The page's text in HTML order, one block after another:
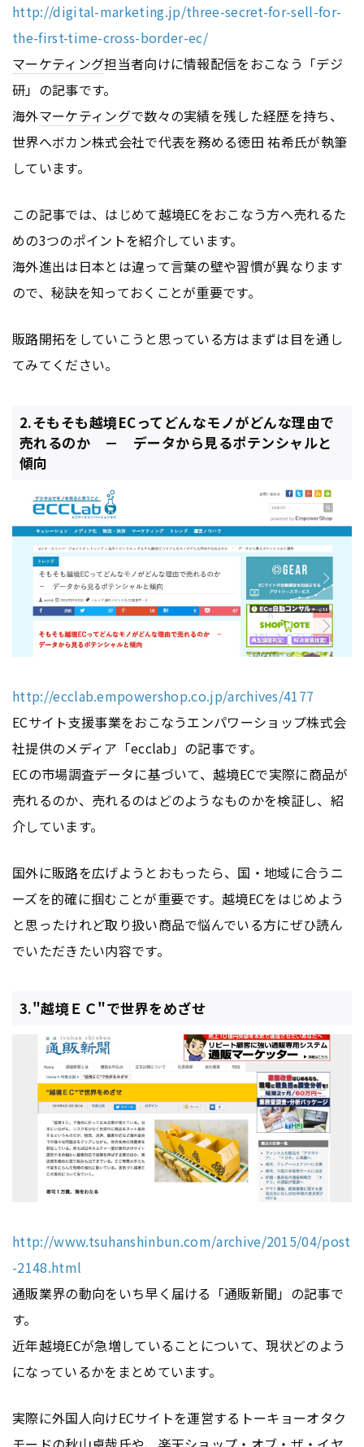
http://digital-marketing.jp/three-secret-for-sell-for-
the-first-time-cross-border-ec/
マーケティング担当者向けに情報配信をおこなう「デジ
研」の記事です。
海外マーケティングで数々の実績を残した経歴を持ち、
世界へボカン株式会社で代表を務める徳田 祐希氏が執筆
しています。
この記事では、はじめて越境ECをおこなう方へ売れるた
めの3つのポイントを紹介しています。
海外進出は日本とは違って言葉の壁や習慣が異なります
ので、秘訣を知っておくことが重要です。
販路開拓をしていこうと思っている方はまずは目を通し
てみてください。
2.そもそも越境ECってどんなモノがどんな理由で
売れるのか － データから見るポテンシャルと
傾向
http://ecclab.empowershop.co.jp/archives/4177
ECサイト支援事業をおこなうエンパワーショップ株式会
社提供のメディア「ecclab」の記事です。
ECの市場調査データに基づいて、越境ECで実際に商品が
売れるのか、売れるのはどのようなものかを検証し、紹
介しています。
国外に販路を広げようとおもったら、国・地域に合うニ
ーズを的確に掴むことが重要です。越境ECをはじめよう
と思ったけれど取り扱い商品で悩んでいる方にぜひ読ん
でいただきたい内容です。
3."越境ＥＣ"で世界をめざせ
http://www.tsuhanshinbun.com/archive/2015/04/post
-2148.html
通販業界の動向をいち早く届ける「通販新聞」の記事で
す。
近年越境ECが急増していることについて、現状どのよう
になっているかをまとめています。
実際に外国人向けECサイトを運営するトーキョーオタク